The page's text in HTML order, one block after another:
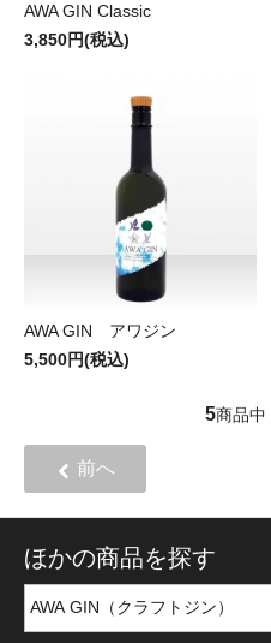
AWA GIN Classic
3,850円(税込)
AWA GIN アワジン
5,500円(税込)
5商品中
前へ
ほかの商品を探す